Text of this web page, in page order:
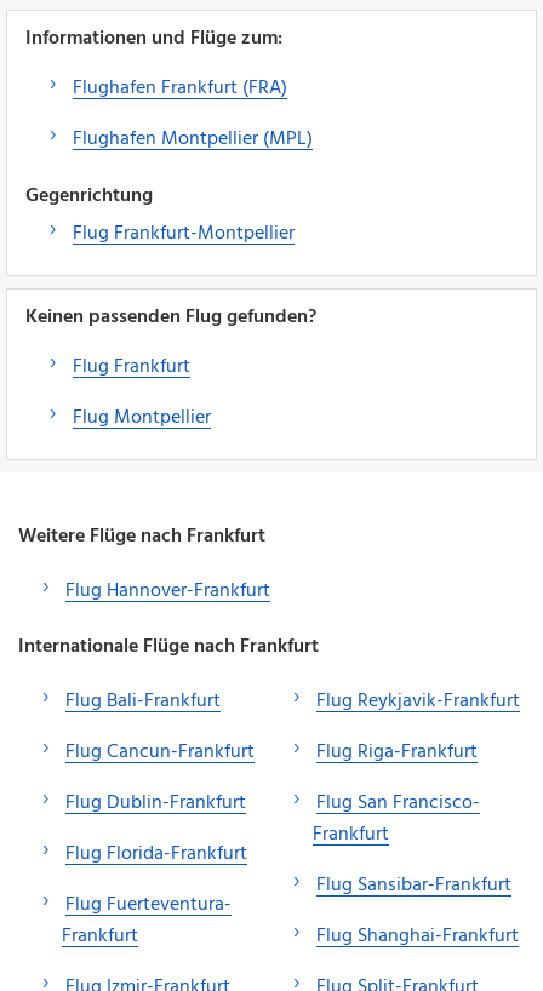
Informationen und Flüge zum:
Flughafen Frankfurt (FRA)
Flughafen Montpellier (MPL)
Gegenrichtung
Flug Frankfurt-Montpellier
Keinen passenden Flug gefunden?
Flug Frankfurt
Flug Montpellier
Weitere Flüge nach Frankfurt
Flug Hannover-Frankfurt
Internationale Flüge nach Frankfurt
Flug Bali-Frankfurt
Flug Cancun-Frankfurt
Flug Dublin-Frankfurt
Flug Florida-Frankfurt
Flug Fuerteventura-
Frankfurt
Flug Reykjavik-Frankfurt
Flug Riga-Frankfurt
Flug San Francisco-
Frankfurt
Flug Sansibar-Frankfurt
Flug Shanghai-Frankfurt